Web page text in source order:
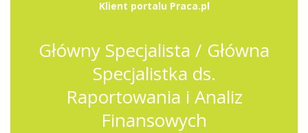
Klient portalu Praca.pl
Główny Specjalista / Główna
Specjalistka ds.
Raportowania i Analiz
Finansowych